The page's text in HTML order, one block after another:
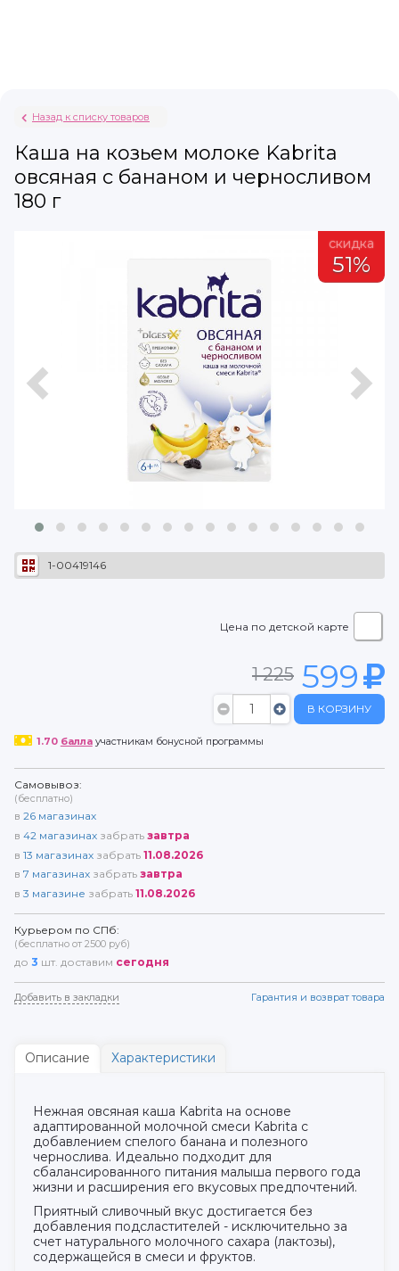
Назад к списку товаров
Каша на козьем молоке Kabrita
овсяная с бананом и черносливом
180 г
скидка
51%
1-00419146
Цена по детской карте
1 225 599
В КОРЗИНУ
1.70 баллаучастникам бонусной программы
Самовывоз:
(бесплатно)
в 26 магазинах
в 42 магазинах забрать завтра
в 13 магазинах забрать 11.08.2026
в 7 магазинах забрать завтра
в 3 магазине забрать 11.08.2026
Курьером по СПб:
(бесплатно от 2500 руб)
до 3 шт. доставим сегодня
Добавить в закладки Гарантия и возврат товара
Описание Характеристики
Нежная овсяная каша Kabrita на основе
адаптированной молочной смеси Kabrita с
добавлением спелого банана и полезного
чернослива. Идеально подходит для
сбалансированного питания малыша первого года
жизни и расширения его вкусовых предпочтений.
Приятный сливочный вкус достигается без
добавления подсластителей - исключительно за
счет натурального молочного сахара (лактозы),
содержащейся в смеси и фруктов.